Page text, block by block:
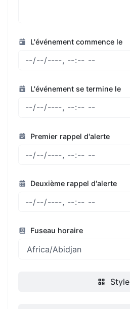
L'événement commence le
L'événement se termine le
Premier rappel d'alerte
Deuxième rappel d'alerte
Fuseau horaire
Style